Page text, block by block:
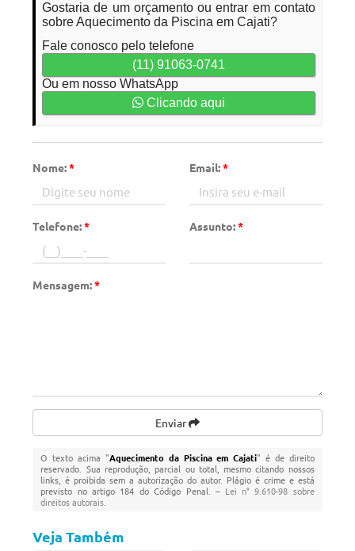
Gostaria de um orçamento ou entrar em contato
sobre Aquecimento da Piscina em Cajati?
Fale conosco pelo telefone
(11) 91063-0741
Ou em nosso WhatsApp
Clicando aqui
Nome:* Email:*
Telefone:* Assunto:*
Mensagem:*
Enviar
O texto acima "Aquecimento da Piscina em Cajati" é de direito
reservado. Sua reprodução, parcial ou total, mesmo citando nossos
links, é proibida sem a autorização do autor. Plágio é crime e está
previsto no artigo 184 do Código Penal. – Lei n° 9.610-98 sobre
direitos autorais
Veja Também